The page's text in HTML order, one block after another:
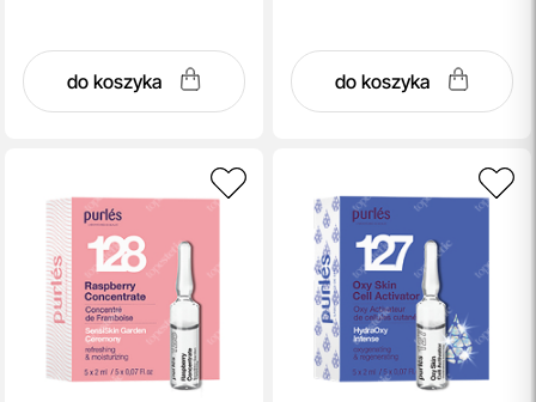
do koszyka do koszyka